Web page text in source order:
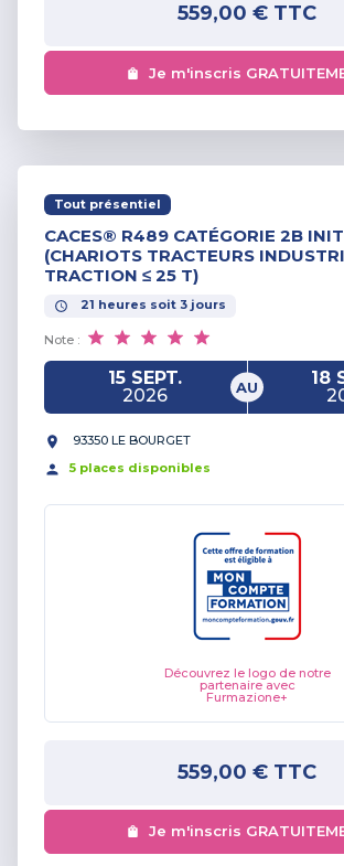
559,00 € TTC
Je m'inscris
Tout présentiel
CACES® R489 CATÉGORIE 2B
(CHARIOTS TRACTEURS
TRACTION ≤ 25 T)
21 heures soit 3jours
Note :
15 SEPT.
2026
AU
18
93350 LE BOURGET
5 places disponibles
Découvrez le logo de notre
partenaire avec
Furmazione+
559,00 € TTC
Je m'inscris